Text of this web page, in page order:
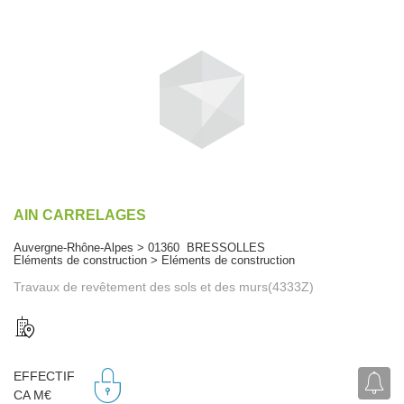
AIN CARRELAGES
Auvergne-Rhône-Alpes > 01360 BRESSOLLES
Eléments de construction > Eléments de construction
Travaux de revêtement des sols et des murs(4333Z)
EFFECTIF
CA M€